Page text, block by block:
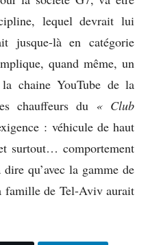
lequel devrait lui
jusque-là en catégorie
quand même, un
chaine YouTube de la
chauffeurs du « Club
: véhicule de haut
surtout… comportement
qu’avec la gamme de
famille de Tel-Aviv aurait